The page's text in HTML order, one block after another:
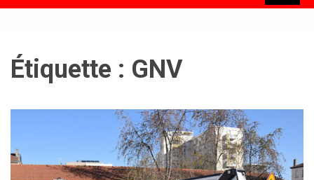
Étiquette : GNV